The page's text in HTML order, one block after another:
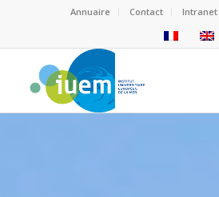
Annuaire Contact Intranet